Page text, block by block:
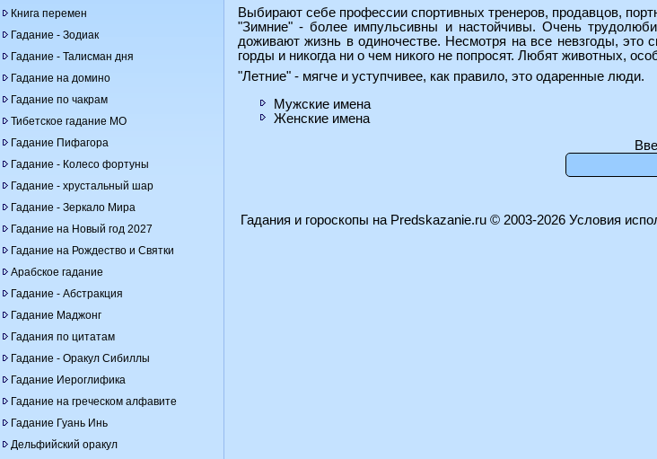
Выбирают себе профессии спортивных тренеров, продавцов,
"Зимние" - более импульсивны и настойчивы. Очень
доживают жизнь в одиночестве. Несмотря на все невзгоды,
горды и никогда ни о чем никого не попросят. Любят животных,
"Летние" - мягче и уступчивее, как правило, это одаренные люди.
Мужские имена
Женские имена
Книга перемен
Гадание - Зодиак
Гадание - Талисман дня
Гадание на домино
Гадание по чакрам
Тибетское гадание МО
Гадание Пифагора
Гадание - Колесо фортуны
Гадание - хрустальный шар
Гадание - Зеркало Мира
Гадание на Новый год 2027
Гадание на Рождество и Святки
Арабское гадание
Гадание - Абстракция
Гадание Маджонг
Гадания по цитатам
Гадание - Оракул Сибиллы
Гадание Иероглифика
Гадание на греческом алфавите
Гадание Гуань Инь
Дельфийский оракул
Гадания и гороскопы на Predskazanie.ru© 2003-2026 Условия